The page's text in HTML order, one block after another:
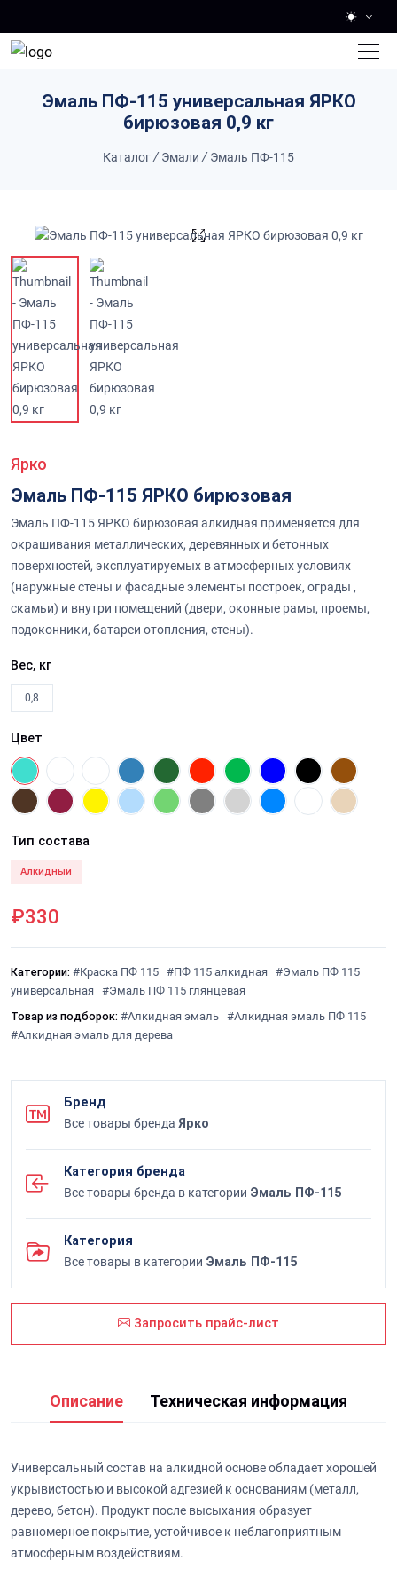
Эмаль ПФ-115 универсальная ЯРКО
бирюзовая 0,9 кг
Каталог/ Эмали / Эмаль ПФ-115
Ярко
Эмаль ПФ-115 ЯРКО бирюзовая
Эмаль ПФ-115 ЯРКО бирюзовая алкидная применяется для
окрашивания металлических, деревянных и бетонных
поверхностей, эксплуатируемых в атмосферных условиях
(наружные стены и фасадные элементы построек, ограды ,
скамьи) и внутри помещений (двери, оконные рамы, проемы,
подоконники, батареи отопления, стены).
Вес, кг
0,8
Цвет
Тип состава
Алкидный
₽330
Категории: #Краска ПФ 115 #ПФ 115 алкидная #Эмаль ПФ 115
универсальная #Эмаль ПФ 115 глянцевая
Товар из подборок: #Алкидная эмаль #Алкидная эмаль ПФ 115
#Алкидная эмаль для дерева
Бренд
Все товары бренда Ярко
Категория бренда
Все товары бренда в категории Эмаль ПФ-115
Категория
Все товары в категории Эмаль ПФ-115
Запросить прайс-лист
Описание Техническая информация
Универсальный состав на алкидной основе обладает хорошей
укрывистостью и высокой адгезией к основаниям (металл,
дерево, бетон). Продукт после высыхания образует
равномерное покрытие, устойчивое к неблагоприятным
атмосферным воздействиям.